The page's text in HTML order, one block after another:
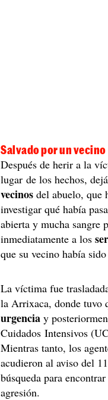
Salvado por un vecino
Después de herir a la
lugar de los hechos,
vecinos del abuelo, que
investigar qué había
abierta y mucha sangre
inmediatamente a los
que su vecino había
La víctima fue
la Arrixaca, donde tuvo
urgencia y
Cuidados Intensivos
Mientras tanto, los
acudieron al aviso del
búsqueda para
agresión.